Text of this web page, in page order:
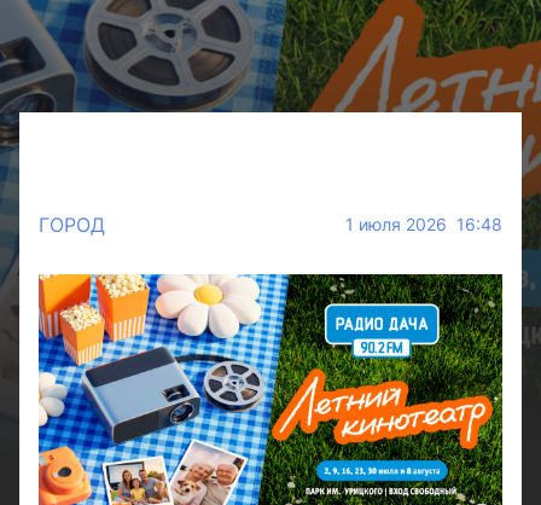
ГОРОД 1 июля 2026 16:48